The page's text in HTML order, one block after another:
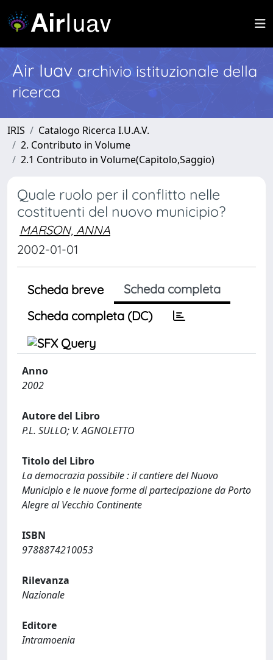
Air Iuav archivio istituzionale della
ricerca
IRIS
Catalogo Ricerca I.U.A.V.
2. Contributo in Volume
2.1 Contributo in Volume(Capitolo,Saggio)
Quale ruolo per il conflitto nelle
costituenti del nuovo municipio?
MARSON, ANNA
2002-01-01
Scheda breve
Scheda completa
Scheda completa (DC)
Anno
2002
Autore del Libro
P.L. SULLO; V. AGNOLETTO
Titolo del Libro
La democrazia possibile : il cantiere del Nuovo
Municipio e le nuove forme di partecipazione da Porto
Alegre al Vecchio Continente
ISBN
9788874210053
Rilevanza
Nazionale
Editore
Intramoenia